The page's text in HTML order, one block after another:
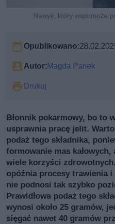
Nawyk, który wspomoże
Opublikowano:
Autor:Magda Panek
Drukuj
Błonnik pokarmowy, bo to
usprawnia pracę jelit.
podaż tego składnika,
formowanie mas
wiele korzyści
opóźnia procesy trawienia i
nie podnosi tak szybko
Prawidłowa podaż tego
wynosi około 25 gramów,
sięgać nawet 40 gramów